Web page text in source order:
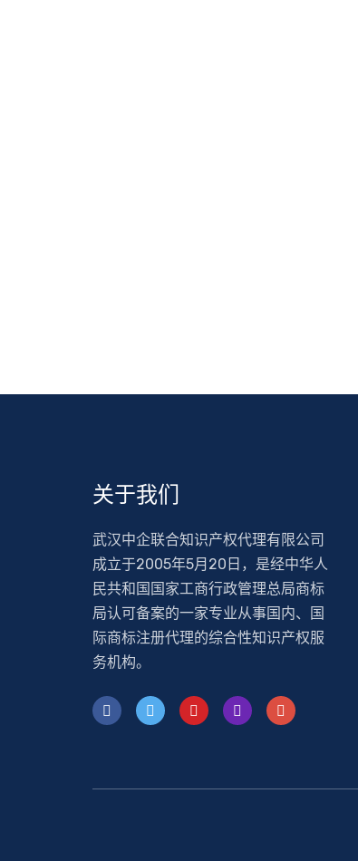
关于我们
武汉中企联合知识产权代理有限公司
成立于2005年5月20日，是经中华人
民共和国国家工商行政管理总局商标
局认可备案的一家专业从事国内、国
际商标注册代理的综合性知识产权服
务机构。